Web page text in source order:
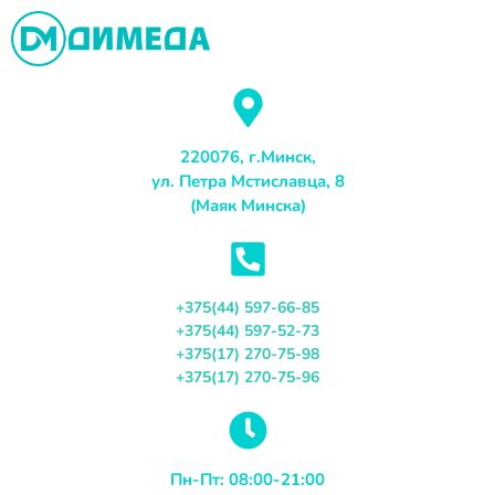
Перейти
содержимому
220076, г.Минск,
ул. Петра Мстиславца, 8
(Маяк Минска)
+375(44) 597-66-85
+375(44) 597-52-73
+375(17) 270-75-98
+375(17) 270-75-96
Пн-Пт: 08:00-21:00